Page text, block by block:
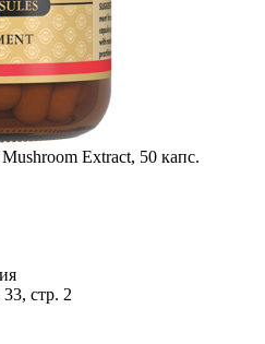
Extract, 50 капс.
стр. 2